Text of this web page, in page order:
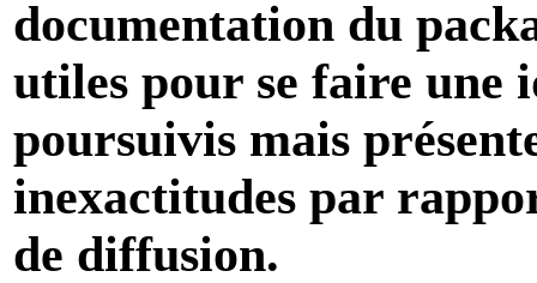
documentation du
utiles pour se faire une
poursuivis mais
inexactitudes par
de diffusion.